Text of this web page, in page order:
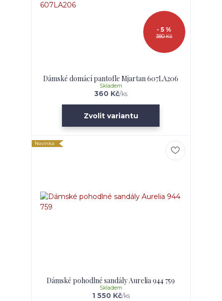
380 Kč
- 5 %
Dámské domácí pantofle Mjartan 607LA206
360 Kč/ks
Skladem
Zvolit variantu
Novinka
Dámské pohodlné sandály Aurelia 944 759
1 550 Kč/ks
Skladem